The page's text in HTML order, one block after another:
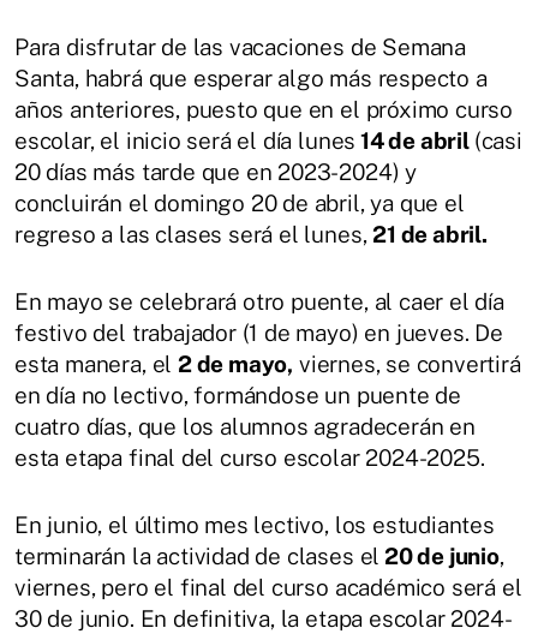
Para disfrutar de las vacaciones de Semana
Santa, habrá que esperar algo más respecto a
años anteriores, puesto que en el próximo curso
escolar, el inicio será el día lunes 14 de abril (casi
20 días más tarde que en 2023-2024) y
concluirán el domingo 20 de abril, ya que el
regreso a las clases será el lunes,21 de abril.
En mayo se celebrará otro puente, al caer el día
festivo del trabajador (1 de mayo) en jueves. De
esta manera, el 2 de mayo, viernes, se convertirá
en día no lectivo, formándose un puente de
cuatro días, que los alumnos agradecerán en
esta etapa final del curso escolar 2024-2025.
En junio, el último mes lectivo, los estudiantes
terminarán la actividad de clases el 20 de junio,
viernes, pero el final del curso académico será el
30 de junio. En definitiva, la etapa escolar 2024-